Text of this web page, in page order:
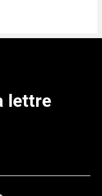
lettre